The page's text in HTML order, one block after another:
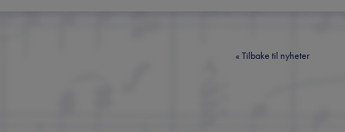
« Tilbake til nyheter